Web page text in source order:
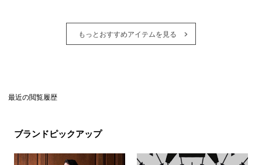
もっとおすすめアイテムを見る
最近の閲覧履歴
ブランドピックアップ